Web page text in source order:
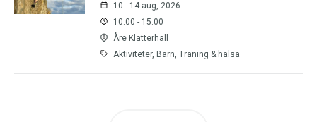
10 - 14 aug, 2026
10:00 - 15:00
Åre Klätterhall
Aktiviteter, Barn, Träning & hälsa